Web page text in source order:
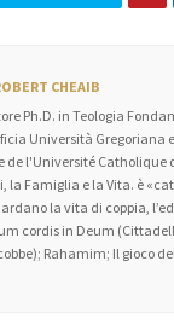
CHEAIB
Ph.D. in Teologia
Università Gregoriana
de l'Université Catholique
la Famiglia e la Vita. è
la vita di coppia,
cordis in Deum
Rahamim; Il gioco